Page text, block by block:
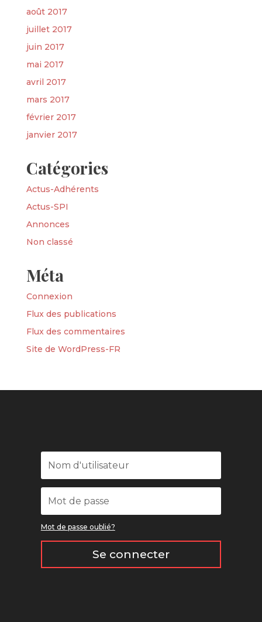
août 2017
juillet 2017
juin 2017
mai 2017
avril 2017
mars 2017
février 2017
janvier 2017
Catégories
Actus-Adhérents
Actus-SPI
Annonces
Non classé
Méta
Connexion
Flux des publications
Flux des commentaires
Site de WordPress-FR
Mot de passe oublié?
Se connecter